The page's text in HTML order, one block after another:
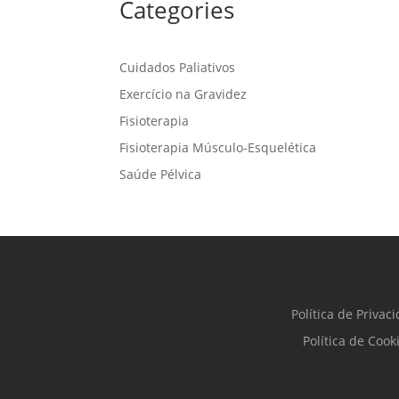
Categories
Cuidados Paliativos
Exercício na Gravidez
Fisioterapia
Fisioterapia Músculo-Esquelética
Saúde Pélvica
Política de
Política de